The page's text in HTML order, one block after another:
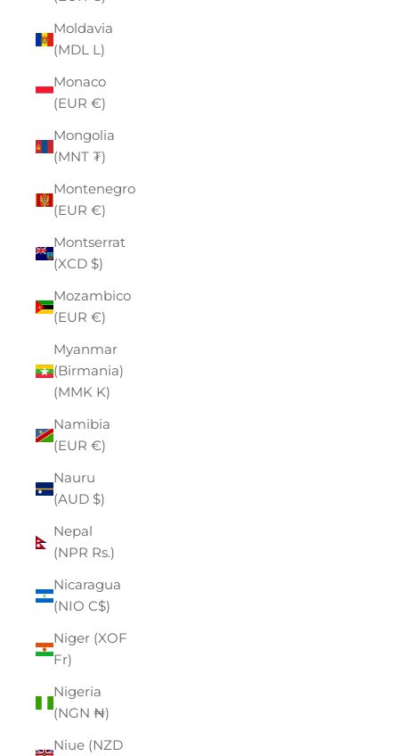
Moldavia
(MDL L)
Monaco
(EUR €)
Mongolia
(MNT ₮)
Montenegro
(EUR €)
Montserrat
(XCD $)
Mozambico
(EUR €)
Myanmar
(Birmania)
(MMK K)
Namibia
(EUR €)
Nauru
(AUD $)
Nepal
(NPR Rs.)
Nicaragua
(NIO C$)
Niger (XOF
Fr)
Nigeria
(NGN ₦)
Niue (NZD